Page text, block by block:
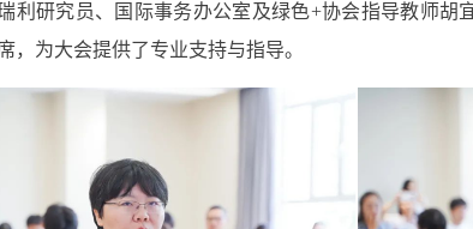
利研究员、国际事务办公室及绿色+协会指导教师胡
，为大会提供了专业支持与指导。